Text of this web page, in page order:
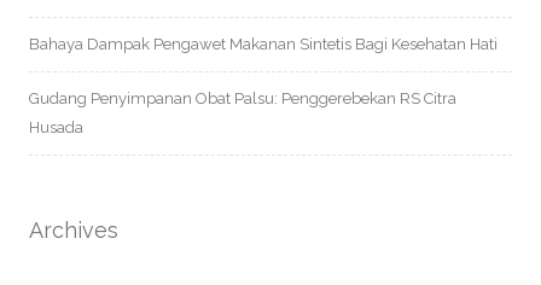
Bahaya Dampak Pengawet Makanan Sintetis Bagi Kesehatan Hati
Gudang Penyimpanan Obat Palsu: Penggerebekan RS Citra
Husada
Archives